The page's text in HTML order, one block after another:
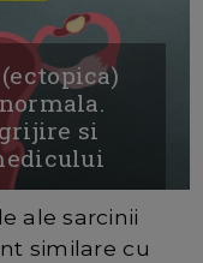
si
ale sarcinii
similare cu